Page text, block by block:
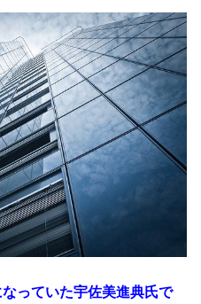
っていた宇佐美進典氏で